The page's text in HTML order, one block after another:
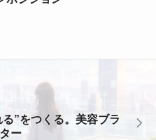
”をつくる。美容ブラ
ー